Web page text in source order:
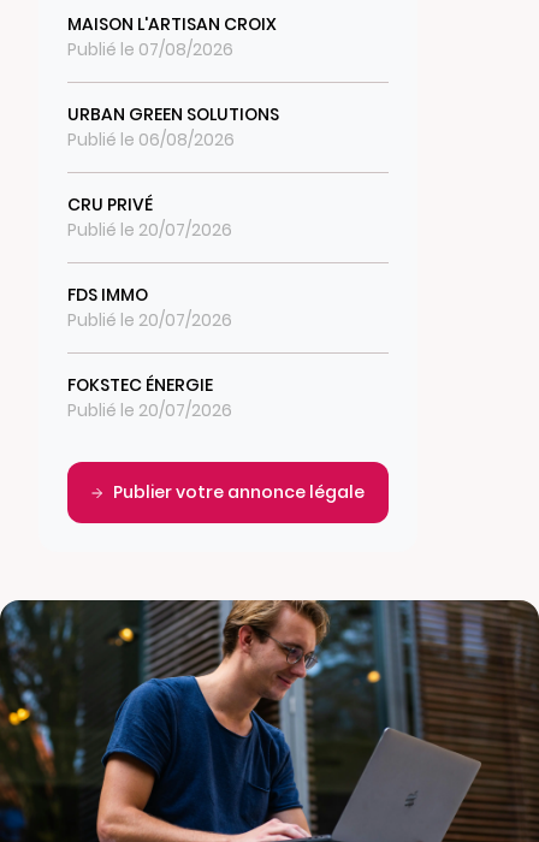
MAISON L'ARTISAN CROIX
Publié le 07/08/2026
URBAN GREEN SOLUTIONS
Publié le 06/08/2026
CRU PRIVÉ
Publié le 20/07/2026
FDS IMMO
Publié le 20/07/2026
FOKSTEC ÉNERGIE
Publié le 20/07/2026
Publier votre annonce légale